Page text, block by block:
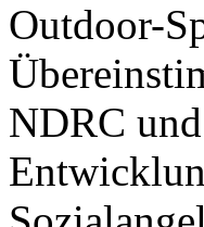
Outdoor-
NDRC